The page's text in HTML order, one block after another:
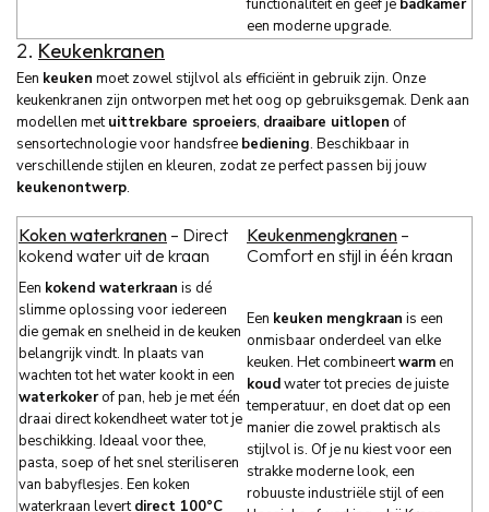
functionaliteit en geef je badkamer
een moderne upgrade.
2. Keukenkranen
Een keuken moet zowel stijlvol als efficiënt in gebruik zijn. Onze
keukenkranen zijn ontworpen met het oog op gebruiksgemak. Denk aan
modellen metuittrekbare sproeiers, draaibare uitlopen of
sensortechnologie voor handsfree bediening. Beschikbaar in
verschillende stijlen en kleuren, zodat ze perfect passen bij jouw
keukenontwerp.
Koken waterkranen – Direct
kokend water uit de kraan
Keukenmengkranen –
Comfort en stijl in één kraan
Een kokend waterkraan is dé
slimme oplossing voor iedereen
die gemak en snelheid in de keuken
belangrijk vindt. In plaats van
wachten tot het water kookt in een
waterkokerof pan, heb je met één
draai direct kokendheet water tot je
beschikking. Ideaal voor thee,
pasta, soep of het snel steriliseren
van babyflesjes. Een koken
waterkraan levertdirect 100°C
Een keuken mengkraan is een
onmisbaar onderdeel van elke
keuken. Het combineertwarmen
koudwater tot precies de juiste
temperatuur, en doet dat op een
manier die zowel praktisch als
stijlvol is. Of je nu kiest voor een
strakke moderne look, een
robuuste industriële stijl of een